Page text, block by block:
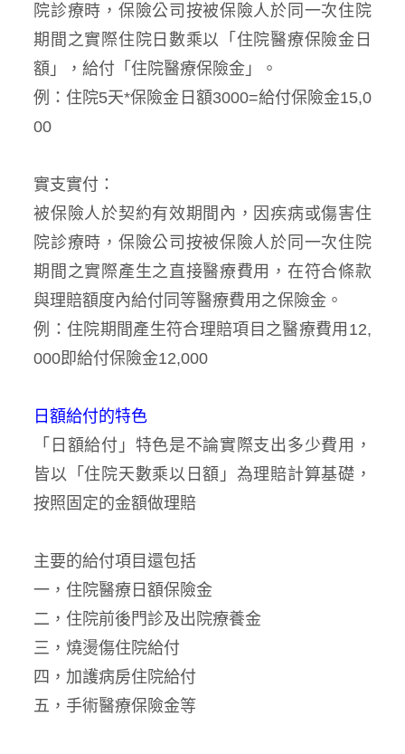
院診療時，保險公司按被保險人於同一次住院
期間之實際住院日數乘以「住院醫療保險金日
額」，給付「住院醫療保險金」。
例：住院5天*保險金日額3000=給付保險金15,0
00
實支實付：
被保險人於契約有效期間內，因疾病或傷害住
院診療時，保險公司按被保險人於同一次住院
期間之實際產生之直接醫療費用，在符合條款
與理賠額度內給付同等醫療費用之保險金。
例：住院期間產生符合理賠項目之醫療費用12,
000即給付保險金12,000
日額給付的特色
「日額給付」特色是不論實際支出多少費用，
皆以「住院天數乘以日額」為理賠計算基礎，
按照固定的金額做理賠
主要的給付項目還包括
一，住院醫療日額保險金
二，住院前後門診及出院療養金
三，燒燙傷住院給付
四，加護病房住院給付
五，手術醫療保險金等